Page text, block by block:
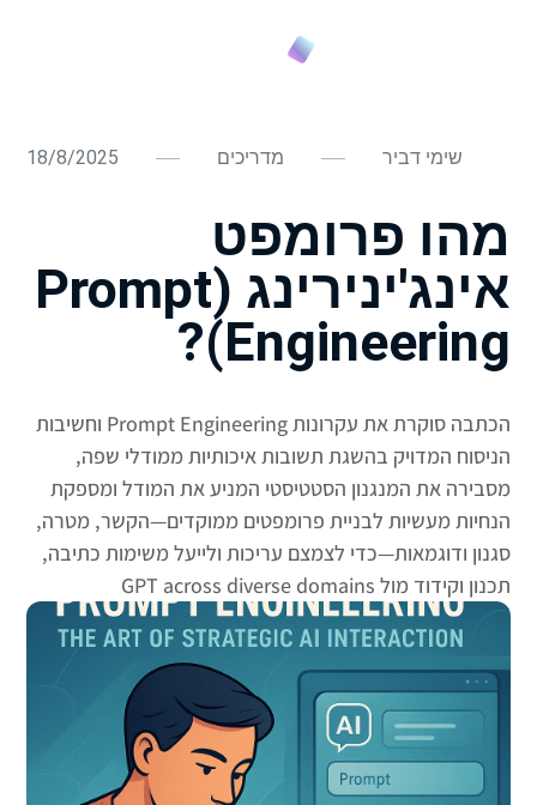
שימי דביר מדריכים 18/8/2025
מהו פרומפט
אינג'ינירינג (Prompt
Engineering)?
הכתבה סוקרת את עקרונות Prompt Engineering וחשיבות
הניסוח המדויק בהשגת תשובות איכותיות ממודלי שפה,
מסבירה את המנגנון הסטטיסטי המניע את המודל ומספקת
הנחיות מעשיות לבניית פרומפטים ממוקדים—הקשר, מטרה,
סגנון ודוגמאות—כדי לצמצם עריכות ולייעל משימות כתיבה,
תכנון וקידוד מול GPT across diverse domains